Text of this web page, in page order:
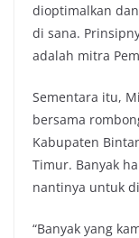
dioptimalkan
di sana.
adalah mitra
Sementara itu,
bersama
Kabupaten
Timur. Banyak
nantinya untuk
“Banyak yang